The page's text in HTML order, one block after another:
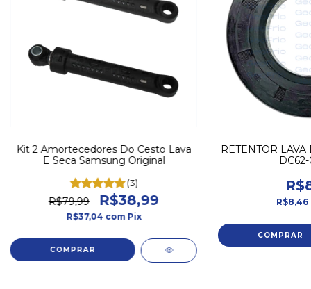
Kit 2 Amortecedores Do Cesto Lava
E Seca Samsung Original
(3)
R$79,99 R$38,99
R$37,04 com Pix
RETENTOR LAVA
R$8,46